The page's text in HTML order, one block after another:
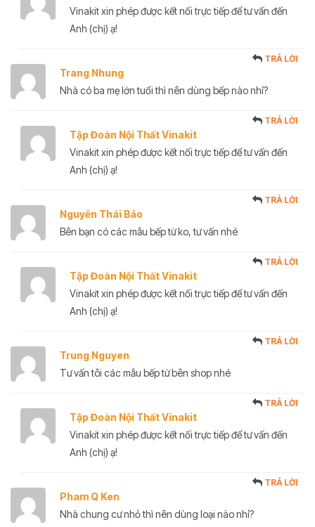
Vinakit xin phép được kết nối trực tiếp để tư vấn đến
Anh (chị) ạ!
Trang Nhung
TRẢ LỜI
Nhà có ba mẹ lớn tuổi thì nên dùng bếp nào nhỉ?
Tập Đoàn Nội Thất Vinakit
TRẢ LỜI
Vinakit xin phép được kết nối trực tiếp để tư vấn đến
Anh (chị) ạ!
Nguyễn Thái Bảo
TRẢ LỜI
Bên bạn có các mẫu bếp từ ko, tư vấn nhé
Tập Đoàn Nội Thất Vinakit
TRẢ LỜI
Vinakit xin phép được kết nối trực tiếp để tư vấn đến
Anh (chị) ạ!
Trung Nguyen
TRẢ LỜI
Tư vấn tôi các mẫu bếp từ bên shop nhé
Tập Đoàn Nội Thất Vinakit
TRẢ LỜI
Vinakit xin phép được kết nối trực tiếp để tư vấn đến
Anh (chị) ạ!
Pham Q Ken
TRẢ LỜI
Nhà chung cư nhỏ thì nên dùng loại nào nhỉ?